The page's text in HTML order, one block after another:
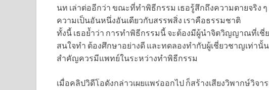
นท เล่าต่ออีกว่า ขณะที่ทำพิธีกรรม เธอรู้สึกถึงความตายจริง
ความเป็นอันหนึ่งอันเดียวกับสรรพสิ่ง เราคือธรรมชาติ
ทั้งนี้ เธอย้ำว่า การทำพิธีกรรมนี้ จะต้องมีผู้นำจิตวิญญาณที่เชี่
สนใจทำ ต้องศึกษาอย่างดี และทดลองทำกับผู้เชี่ยวชาญเท่า
สำคัญควรมีแพทย์ในระหว่างทำพิธีกรรม
เมื่อคลิปวิดีโอดังกล่าวเผยแพร่ออกไป ก็สร้างเสียงวิพากษ์วิจ